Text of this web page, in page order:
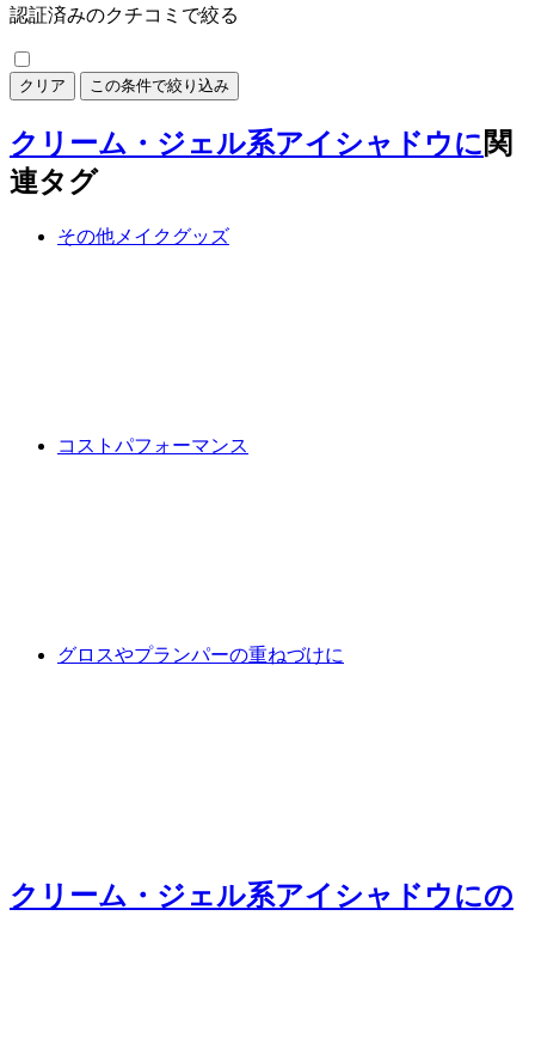
認証済みのクチコミで絞る
クリア この条件で絞り込み
クリーム・ジェル系アイシャドウに関
連タグ
その他メイクグッズ
コストパフォーマンス
グロスやプランパーの重ねづけに
クリーム・ジェル系アイシャドウにの